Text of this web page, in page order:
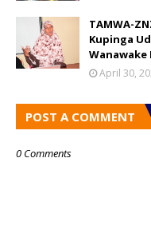
TAMWA-
Kupinga
Wanawake
April 30,
POST A COMMENT
0 Comments